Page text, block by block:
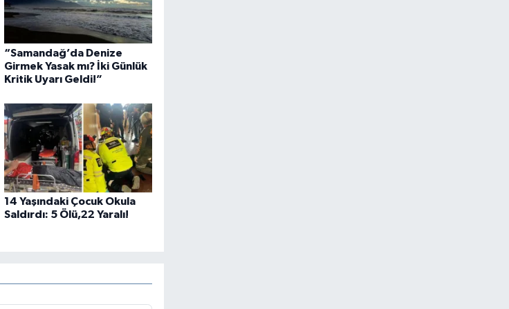
“Samandağ’da Denize
Girmek Yasak mı? İki Günlük
Kritik Uyarı Geldi!”
14 Yaşındaki Çocuk Okula
Saldırdı: 5 Ölü,22 Yaralı!